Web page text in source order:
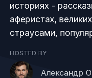
историях -
аферистах,
страусами,
HOSTED BY
Александр